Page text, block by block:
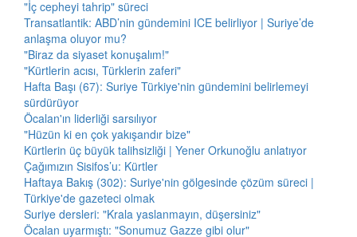
"İç cepheyi tahrip" süreci
Transatlantik: ABD’nin gündemini ICE belirliyor | Suriye’de
anlaşma oluyor mu?
"Biraz da siyaset konuşalım!"
"Kürtlerin acısı, Türklerin zaferi"
Hafta Başı (67): Suriye Türkiye'nin gündemini belirlemeyi
sürdürüyor
Öcalan'ın liderliği sarsılıyor
"Hüzün ki en çok yakışandır bize"
Kürtlerin üç büyük talihsizliği | Yener Orkunoğlu anlatıyor
Çağımızın Sisifos’u: Kürtler
Haftaya Bakış (302): Suriye'nin gölgesinde çözüm süreci |
Türkiye'de gazeteci olmak
Suriye dersleri: "Krala yaslanmayın, düşersiniz"
Öcalan uyarmıştı: "Sonumuz Gazze gibi olur"